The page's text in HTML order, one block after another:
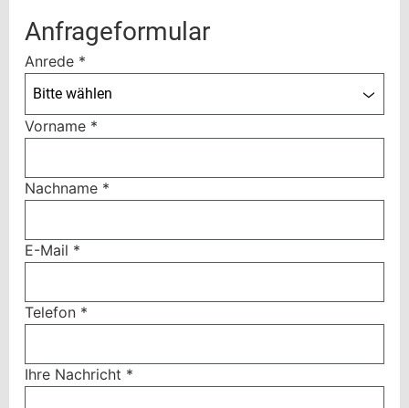
Anfrageformular
Anrede *
Bitte wählen
Vorname *
Nachname *
E-Mail *
Telefon *
Ihre Nachricht *